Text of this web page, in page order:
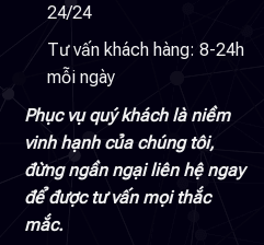
24/24
Tư vấn khách hàng: 8-24h
mỗi ngày
Phục vụ quý khách là niềm
vinh hạnh của chúng tôi,
đừng ngần ngại liên hệ ngay
để được tư vấn mọi thắc
mắc.